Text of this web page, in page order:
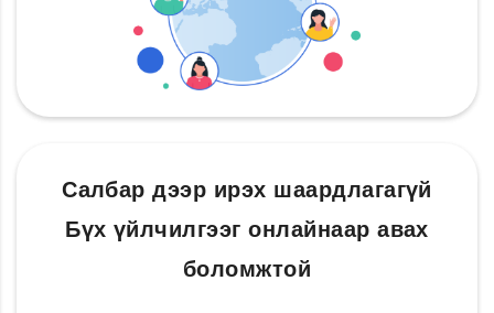
Салбар дээр ирэх шаардлагагүй
Бүх үйлчилгээг онлайнаар авах
боломжтой